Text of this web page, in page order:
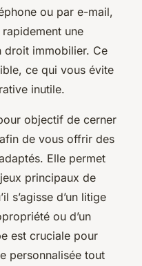
ou par e-mail,
une
droit immobilier. Ce
ce qui vous évite
inutile.
objectif de cerner
de vous offrir des
Elle permet
principaux de
s’agisse d’un litige
ou d’un
est cruciale pour
personnalisée tout